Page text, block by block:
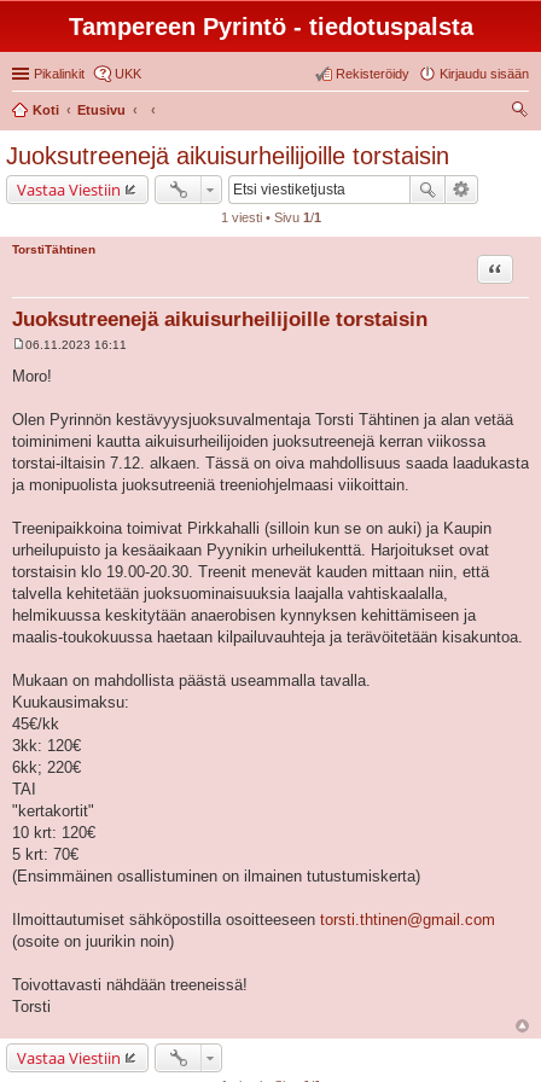
Tampereen Pyrintö - tiedotuspalsta
Pikalinkit UKK Kirjaudu sisään
Rekisteröidy
Koti
Etusivu
Juoksutreenejä aikuisurheilijoille torstaisin
Vastaa Viestiin
1 viesti • Sivu 1/1
TorstiTähtinen
Juoksutreenejä aikuisurheilijoille torstaisin
Lainaa
e
t
i
06.11.2023 16:11
Moro!
Olen Pyrinnön kestävyysjuoksuvalmentaja Torsti Tähtinen ja alan vetää
toiminimeni kautta aikuisurheilijoiden juoksutreenejä kerran viikossa
torstai-iltaisin 7.12. alkaen. Tässä on oiva mahdollisuus saada laadukasta
ja monipuolista juoksutreeniä treeniohjelmaasi viikoittain.
Treenipaikkoina toimivat Pirkkahalli (silloin kun se on auki) ja Kaupin
urheilupuisto ja kesäaikaan Pyynikin urheilukenttä. Harjoitukset ovat
torstaisin klo 19.00-20.30. Treenit menevät kauden mittaan niin, että
talvella kehitetään juoksuominaisuuksia laajalla vahtiskaalalla,
helmikuussa keskitytään anaerobisen kynnyksen kehittämiseen ja
maalis-toukokuussa haetaan kilpailuvauhteja ja terävöitetään kisakuntoa.
Mukaan on mahdollista päästä useammalla tavalla.
Kuukausimaksu:
45€/kk
3kk: 120€
6kk; 220€
TAI
"kertakortit"
10 krt: 120€
5 krt: 70€
(Ensimmäinen osallistuminen on ilmainen tutustumiskerta)
Ilmoittautumiset sähköpostilla osoitteeseen torsti.thtinen@gmail.com
(osoite on juurikin noin)
Toivottavasti nähdään treeneissä!
Torsti
Vastaa Viestiin